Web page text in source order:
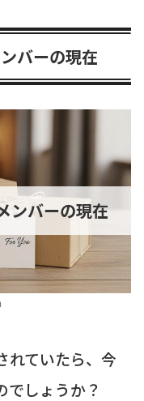
バーの現在
ンバーの現在
れていたら、今
でしょうか？